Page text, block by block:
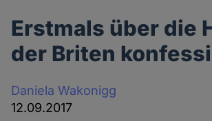
Erstmals über die
der Briten
Daniela Wakonigg
12.09.2017